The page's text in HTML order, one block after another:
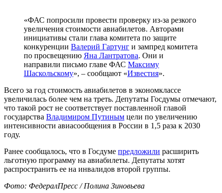
«ФАС попросили провести проверку из-за резкого
увеличения стоимости авиабилетов. Авторами
инициативы стали глава комитета по защите
конкуренции Валерий Гартунг и зампред комитета
по просвещению Яна Лантратова. Они и
направили письмо главе ФАС Максиму
Шаскольскому», – сообщают «Известия».
Всего за год стоимость авиабилетов в экономклассе
увеличилась более чем на треть. Депутаты Госдумы отмечают,
что такой рост не соответствует поставленной главой
государства Владимиром Путиным цели по увеличению
интенсивности авиасообщения в России в 1,5 раза к 2030
году.
Ранее сообщалось, что в Госдуме предложили расширить
льготную программу на авиабилеты. Депутаты хотят
распространить ее на инвалидов второй группы.
Фото: ФедералПресс / Полина Зиновьева